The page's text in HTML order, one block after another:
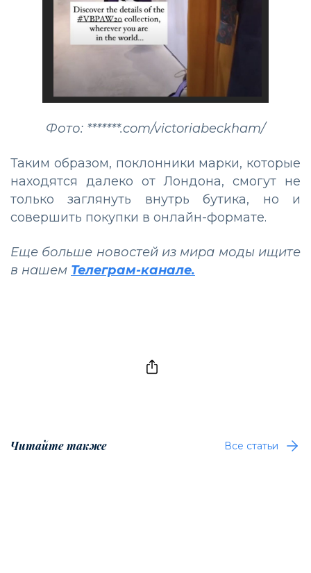
Фото: *******.com/victoriabeckham/
Таким образом, поклонники марки, которые
находятся далеко от Лондона, смогут не
только заглянуть внутрь бутика, но и
совершить покупки в онлайн-формате.
Еще больше новостей из мира моды ищите
в нашем Телеграм-канале.
Читайте также Все статьи